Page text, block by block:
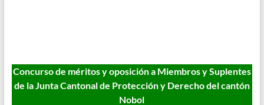
Concurso de méritos y oposición a Miembros y Suplentes
de la Junta Cantonal de Protección y Derecho del cantón
Nobol